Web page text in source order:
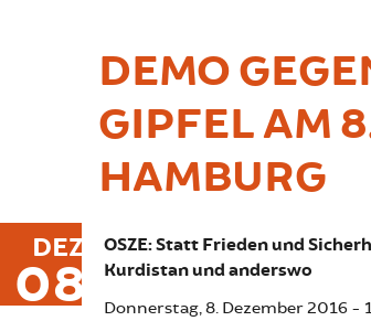
DEMO
GIPFEL AM
HAMBURG
DEZ
08
OSZE: Statt Frieden und
Kurdistan und anderswo
Donnerstag, 8. Dezember 2016 -